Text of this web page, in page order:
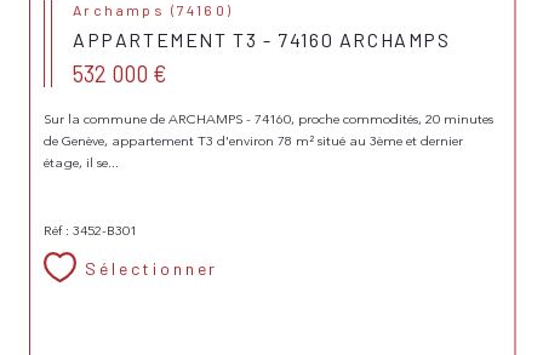
Archamps (74160)
APPARTEMENT T3 - 74160 ARCHAMPS
532 000 €
Sur la commune de ARCHAMPS - 74160, proche commodités, 20 minutes
de Genève, appartement T3 d'environ 78 m² situé au 3ème et dernier
étage, il se...
Réf : 3452-B301
Sélectionner